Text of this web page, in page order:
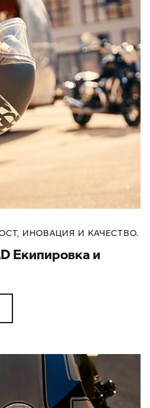
ИНОВАЦИЯ И КАЧЕСТВО.
Екипировка и